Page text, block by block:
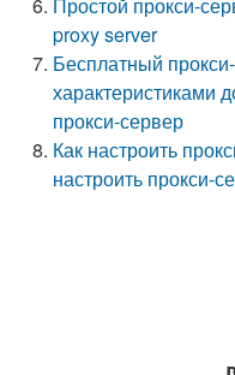
proxy server
Бесплатный
характеристиками
прокси-сервер
Как настроить
настроить прокси-